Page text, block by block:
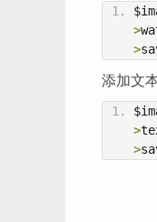
>
>
添加文
>
>